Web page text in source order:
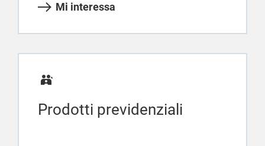
Mi interessa
Prodotti previdenziali